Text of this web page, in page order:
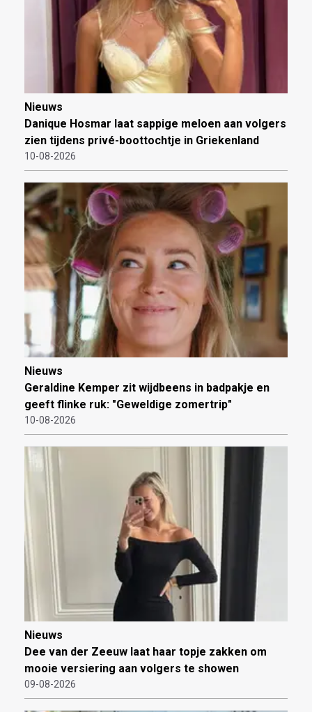
Nieuws
Danique Hosmar laat sappige meloen aan volgers
zien tijdens privé-boottochtje in Griekenland
10-08-2026
Nieuws
Geraldine Kemper zit wijdbeens in badpakje en
geeft flinke ruk: "Geweldige zomertrip"
10-08-2026
Nieuws
Dee van der Zeeuw laat haar topje zakken om
mooie versiering aan volgers te showen
09-08-2026